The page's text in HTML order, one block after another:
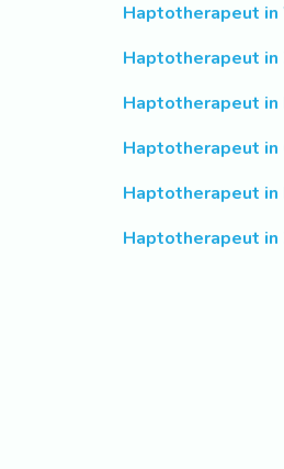
Haptotherapeut
Haptotherapeut in
Haptotherapeut in
Haptotherapeut in
Haptotherapeut
Haptotherapeut in